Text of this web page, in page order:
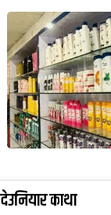
देउनियार काथा